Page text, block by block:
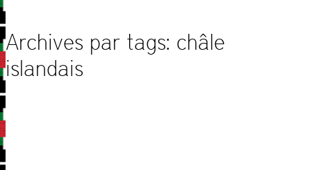
Archives par tags: châle
islandais